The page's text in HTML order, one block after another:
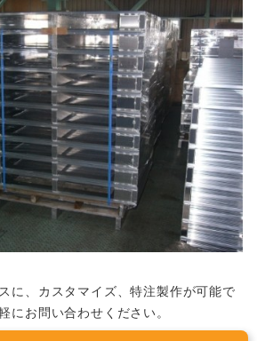
に、カスタマイズ、特注製作が可能で
にお問い合わせください。